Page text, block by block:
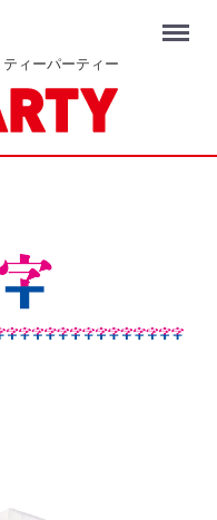
ィーパーティー
Menu